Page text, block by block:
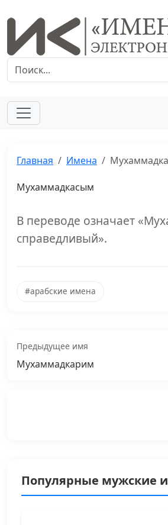
Главная Имена
Мухаммадкасым
В переводе означает
справедливый».
#арабские имена
Предыдущее имя
Мухаммадкарим
Популярные мужские